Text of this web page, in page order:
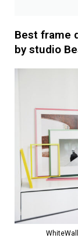
Best frame
by studio